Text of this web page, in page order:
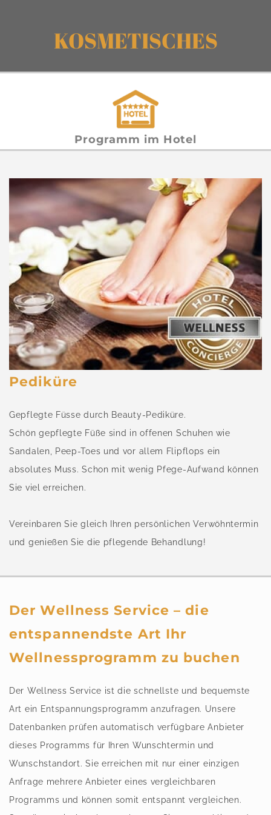
KOSMETISCHES
Programm im Hotel
Pediküre
Gepflegte Füsse durch Beauty-Pediküre.
Schön gepflegte Füße sind in offenen Schuhen wie
Sandalen, Peep-Toes und vor allem Flipflops ein
absolutes Muss. Schon mit wenig Pfege-Aufwand können
Sie viel erreichen.
Vereinbaren Sie gleich Ihren persönlichen Verwöhntermin
und genießen Sie die pflegende Behandlung!
Der Wellness Service – die
entspannendste Art Ihr
Wellnessprogramm zu buchen
Der Wellness Service ist die schnellste und bequemste
Art ein Entspannungsprogramm anzufragen. Unsere
Datenbanken prüfen automatisch verfügbare Anbieter
dieses Programms für Ihren Wunschtermin und
Wunschstandort. Sie erreichen mit nur einer einzigen
Anfrage mehrere Anbieter eines vergleichbaren
Programms und können somit entspannt vergleichen.